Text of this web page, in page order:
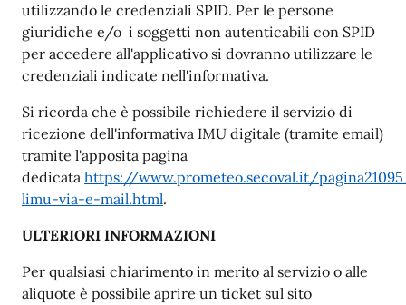
utilizzando le credenziali SPID. Per le persone
giuridiche e/o i soggetti non autenticabili con SPID
per accedere all'applicativo si dovranno utilizzare le
credenziali indicate nell'informativa.
Si ricorda che è possibile richiedere il servizio di
ricezione dell'informativa IMU digitale (tramite email)
tramite l'apposita pagina
dedicata https://www.prometeo.secoval.it/
limu-via-e-mail.html.
ULTERIORI INFORMAZIONI
Per qualsiasi chiarimento in merito al servizio o alle
aliquote è possibile aprire un ticket sul sito